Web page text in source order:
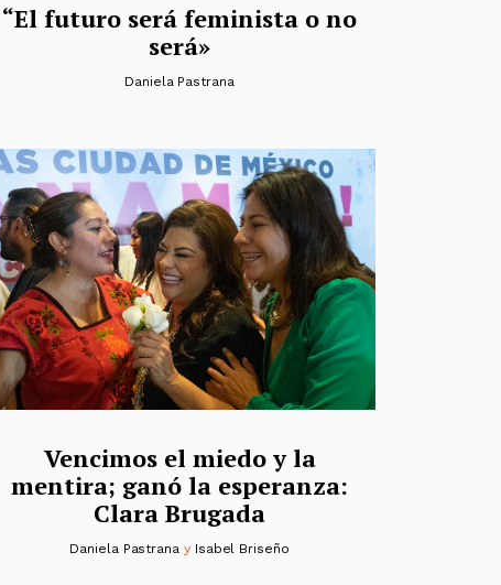
“El futuro será feminista o no
será»
Daniela Pastrana
Vencimos el miedo y la
mentira; ganó la esperanza:
Clara Brugada
Daniela Pastrana y Isabel Briseño